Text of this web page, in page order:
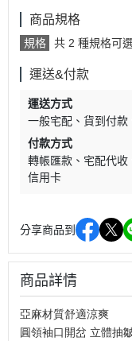
商品規格
規格 共 2 種規格可
運送&付款
運送方式
一般宅配
貨到付款
付款方式
轉帳匯款
宅配代收
信用卡
分享商品到
商品詳情
亞麻材質舒適涼爽
圓領袖口開岔 立體抽